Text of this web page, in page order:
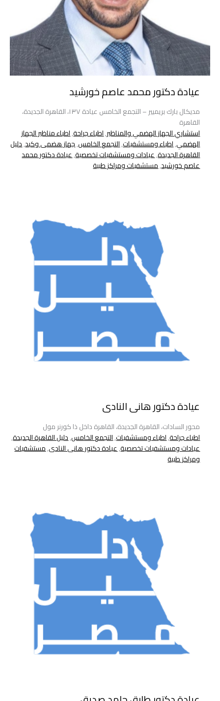
عيادة دكتور محمد عاصم خورشيد
مديكال بارك بريميير – التجمع الخامس عيادة ١٣٧، القاهرة الجديدة،
القاهرة
استشاري الجهاز الهضمي والمناظير,اطباء جراحة,اطباء مناظير الجهاز
الهضمي,اطباء ومستشفيات,التجمع الخامس,جهاز هضمى وكبد,دليل
القاهرة الجديدة,عيادات ومستشفيات تخصصية,عيادة دكتور محمد
عاصم خورشيد,مستشفيات ومراكز طبية
عيادة دكتور هانى النادى
محور السادات، القاهرة الجديدة، القاهرة داخل ذا كورنر مول
اطباء جراحة,اطباء ومستشفيات,التجمع الخامس,دليل القاهرة الجديدة,
عيادات ومستشفيات تخصصية,عيادة دكتور هانى النادى,مستشفيات
ومراكز طبية